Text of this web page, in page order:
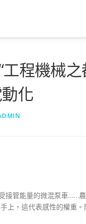
程機械
化
接管能量的微混泵車……
上，這代表感性的權重